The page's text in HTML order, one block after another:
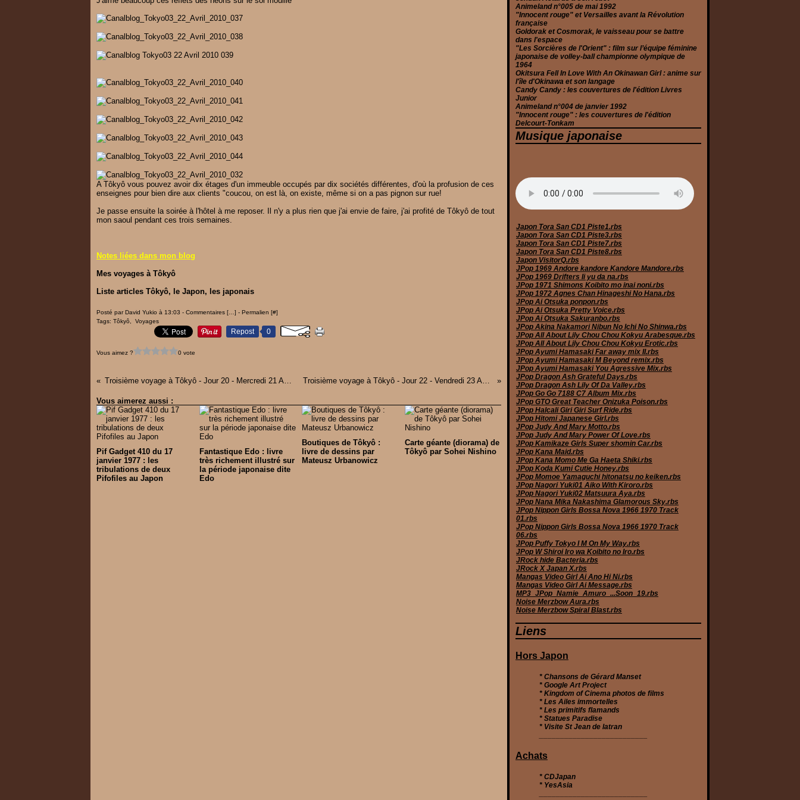
A Tôkyô vous pouvez avoir dix étages d'un immeuble occupés par dix sociétés différentes, d'où la profusion de ces
enseignes pour bien dire aux clients "coucou, on est là, on existe, même si on a pas pignon sur rue!
Je passe ensuite la soirée à l'hôtel à me reposer. Il n'y a plus rien que j'ai envie de faire, j'ai profité de Tôkyô de tout
mon saoul pendant ces trois semaines.
Notes liées dans mon blog
Mes voyages à Tôkyô
Liste articles Tôkyô, le Japon, les japonais
Posté par David Yukio à 13:03 - Commentaires [ ] - Permalien [#]
Tags: Tôkyô Voyages
Repost 0
Vous aimez ? 0 vote
Troisième voyage à Tôkyô - Jour 20 - Mercredi 21 Avril 2010 Troisième voyage à Tôkyô - Jour 22 - Vendredi 23 Avril 2010
Vous aimerez aussi :
Pif Gadget 410 du 17
janvier 1977 : les
tribulations de deux
Pifofiles au Japon
Fantastique Edo : livre
très richement illustré sur
la période japonaise dite
Edo
Boutiques de Tôkyô :
livre de dessins par
Mateusz Urbanowicz
Carte géante (diorama) de
Tôkyô par Sohei Nishino
Animeland n°005 de mai 1992
"Innocent rouge" et Versailles avant la Révolution
française
Goldorak et Cosmorak, le vaisseau pour se battre
dans l'espace
"Les Sorcières de l'Orient" : film sur l’équipe féminine
japonaise de volley-ball championne olympique de
1964
Okitsura Fell In Love With An Okinawan Girl : anime sur
l'île d'Okinawa et son langage
Candy Candy : les couvertures de l'édition Livres
Junior
Animeland n°004 de janvier 1992
"Innocent rouge" : les couvertures de l'édition
Delcourt-Tonkam
Musique japonaise
Japon Tora San CD1 Piste1.rbs
Japon Tora San CD1 Piste3.rbs
Japon Tora San CD1 Piste7.rbs
Japon Tora San CD1 Piste8.rbs
Japon VisitorQ.rbs
JPop 1969 Andore kandore Kandore Mandore.rbs
JPop 1969 Drifters Ii yu da na.rbs
JPop 1971 Shimons Koibito mo inai noni.rbs
JPop 1972 Agnes Chan Hinageshi No Hana.rbs
JPop Ai Otsuka ponpon.rbs
JPop Ai Otsuka Pretty Voice.rbs
JPop Ai Otsuka Sakuranbo.rbs
JPop Akina Nakamori Nibun No Ichi No Shinwa.rbs
JPop All About Lily Chou Chou Kokyu Arabesque.rbs
JPop All About Lily Chou Chou Kokyu Erotic.rbs
JPop Ayumi Hamasaki Far away mix II.rbs
JPop Ayumi Hamasaki M Beyond remix.rbs
JPop Ayumi Hamasaki You Agressive Mix.rbs
JPop Dragon Ash Grateful Days.rbs
JPop Dragon Ash Lily Of Da Valley.rbs
JPop Go Go 7188 C7 Album Mix.rbs
JPop GTO Great Teacher Onizuka Poison.rbs
JPop Halcali Giri Giri Surf Ride.rbs
JPop Hitomi Japanese Girl.rbs
JPop Judy And Mary Motto.rbs
JPop Judy And Mary Power Of Love.rbs
JPop Kamikaze Girls Super shomin Car.rbs
JPop Kana Maid.rbs
JPop Kana Momo Me Ga Haeta Shiki.rbs
JPop Koda Kumi Cutie Honey.rbs
JPop Momoe Yamaguchi hitonatsu no keiken.rbs
JPop Nagori Yuki01 Aiko With Kiroro.rbs
JPop Nagori Yuki02 Matsuura Aya.rbs
JPop Nana Mika Nakashima Glamorous Sky.rbs
JPop Nippon Girls Bossa Nova 1966 1970 Track
01.rbs
JPop Nippon Girls Bossa Nova 1966 1970 Track
06.rbs
JPop Puffy Tokyo I M On My Way.rbs
JPop W Shiroi Iro wa Koibito no Iro.rbs
JRock hide Bacteria.rbs
JRock X Japan X.rbs
Mangas Video Girl Ai Ano Hi Ni.rbs
Mangas Video Girl Ai Message.rbs
MP3_JPop_Namie_Amuro_...Soon_19.rbs
Noise Merzbow Aura.rbs
Noise Merzbow Spiral Blast.rbs
Liens
Hors Japon
* Chansons de Gérard Manset
* Google Art Project
* Kingdom of Cinema photos de films
* Les Ailes immortelles
* Les primitifs flamands
* Statues Paradise
* Visite St Jean de latran
Achats
* CDJapan
* YesAsia